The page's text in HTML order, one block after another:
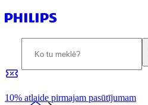
10% atlaide pirmajam pasūtījumam